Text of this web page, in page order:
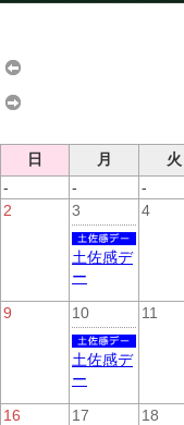
日 月 火
-
- -
2
3
土佐感デ
ー
4
9 10
土佐感デ
ー
11
16 17 18